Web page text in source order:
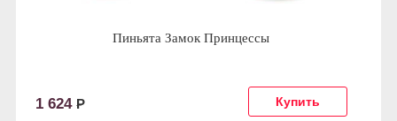
Пиньята Замок Принцессы
1 624 Р